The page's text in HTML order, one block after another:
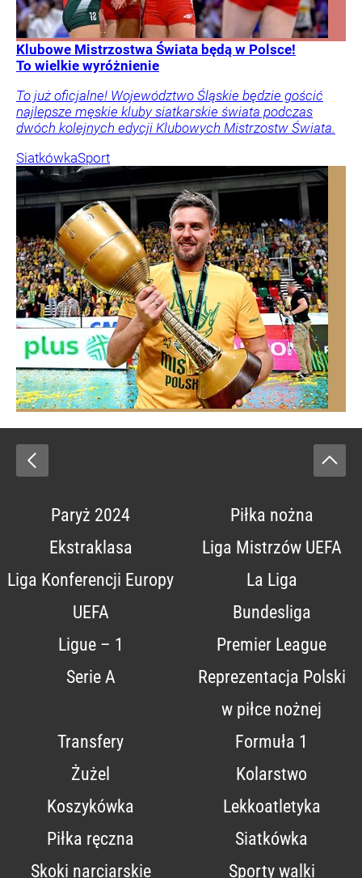
Klubowe Mistrzostwa Świata będą w Polsce!
To wielkie wyróżnienie
To już oficjalne! Województwo Śląskie będzie gościć
najlepsze męskie kluby siatkarskie świata podczas
dwóch kolejnych edycji Klubowych Mistrzostw Świata.
SiatkówkaSport
Paryż 2024
Piłka nożna
Ekstraklasa
Liga Mistrzów UEFA
Liga Konferencji Europy
UEFA
La Liga
Bundesliga
Ligue – 1
Premier League
Serie A
Reprezentacja Polski
w piłce nożnej
Transfery
Formuła 1
Żużel
Kolarstwo
Koszykówka
Lekkoatletyka
Piłka ręczna
Siatkówka
Skoki narciarskie
Sporty walki